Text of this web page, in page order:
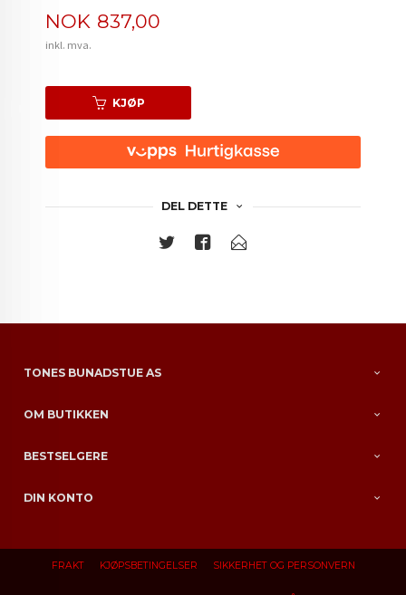
Pris
NOK 837,00
inkl. mva.
KJØP
DEL DETTE
TONES BUNADSTUE AS
OM BUTIKKEN
BESTSELGERE
DIN KONTO
FRAKT KJØPSBETINGELSER SIKKERHET OG PERSONVERN